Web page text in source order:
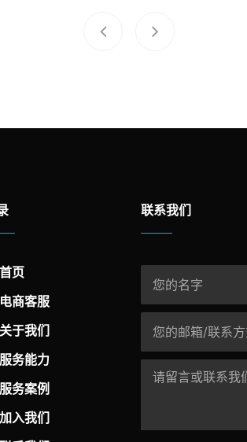
首页
电商客服
关于我们
服务能力
服务案例
加入我们
联系我们